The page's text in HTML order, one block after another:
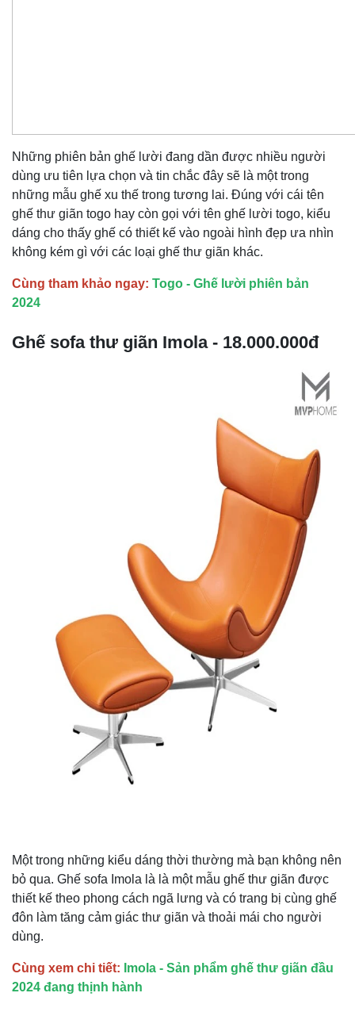
Những phiên bản ghế lười đang dần được nhiều người
dùng ưu tiên lựa chọn và tin chắc đây sẽ là một trong
những mẫu ghế xu thế trong tương lai. Đúng với cái tên
ghế thư giãn togo hay còn gọi với tên ghế lười togo, kiểu
dáng cho thấy ghế có thiết kế vào ngoài hình đẹp ưa nhìn
không kém gì với các loại ghế thư giãn khác.
Cùng tham khảo ngay: Togo - Ghế lười phiên bản
2024
Ghế sofa thư giãn Imola - 18.000.000đ
Một trong những kiểu dáng thời thường mà bạn không nên
bỏ qua. Ghế sofa Imola là là một mẫu ghế thư giãn được
thiết kế theo phong cách ngã lưng và có trang bị cùng ghế
đôn làm tăng cảm giác thư giãn và thoải mái cho người
dùng.
Cùng xem chi tiết: Imola - Sản phẩm ghế thư giãn đầu
2024 đang thịnh hành